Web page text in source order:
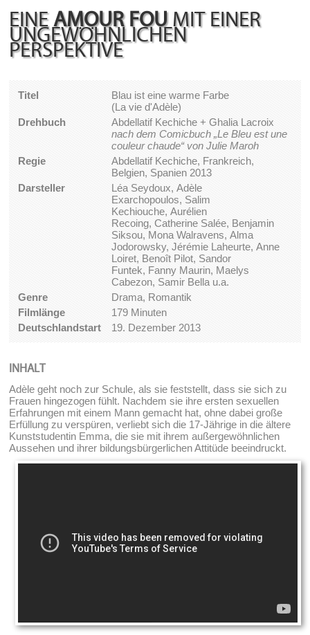
EINEAMOUR FOUMIT EINER
UNGEWÖHNLICHEN
PERSPEKTIVE
Titel
Blau ist eine warme Farbe
(La vie d'Adèle)
Drehbuch
Abdellatif Kechiche + Ghalia Lacroix
nach dem Comicbuch „Le Bleu est une
couleur chaude“ von Julie Maroh
Regie
Abdellatif Kechiche, Frankreich,
Belgien, Spanien 2013
Darsteller
Léa Seydoux, Adèle
Exarchopoulos, Salim
Kechiouche, Aurélien
Recoing, Catherine Salée, Benjamin
Siksou, Mona Walravens, Alma
Jodorowsky, Jérémie Laheurte, Anne
Loiret, Benoît Pilot, Sandor
Funtek, Fanny Maurin, Maelys
Cabezon, Samir Bella u.a.
Genre
Drama, Romantik
Filmlänge
179 Minuten
Deutschlandstart
19. Dezember 2013
INHALT
Adèle geht noch zur Schule, als sie feststellt, dass sie sich zu
Frauen hingezogen fühlt. Nachdem sie ihre ersten sexuellen
Erfahrungen mit einem Mann gemacht hat, ohne dabei große
Erfüllung zu verspüren, verliebt sich die 17-Jährige in die ältere
Kunststudentin Emma, die sie mit ihrem außergewöhnlichen
Aussehen und ihrer bildungsbürgerlichen Attitüde beeindruckt.